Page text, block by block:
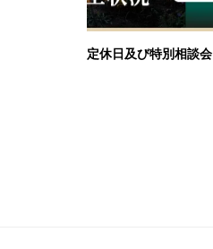
定休日及び特別相談会